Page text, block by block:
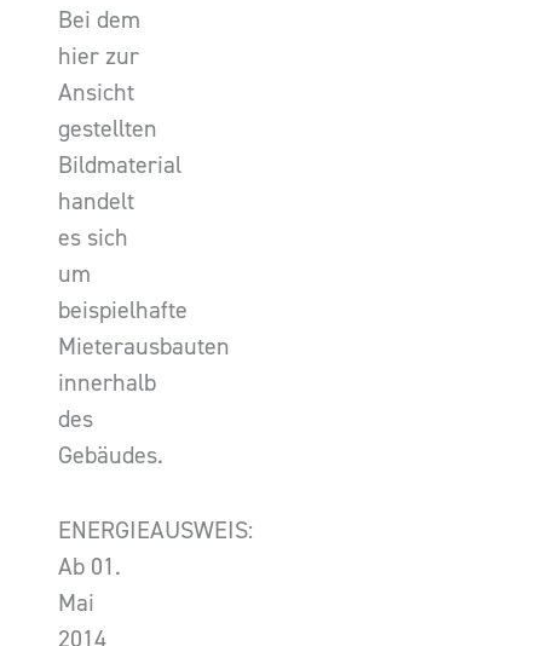
Bei dem
hier zur
Ansicht
gestellten
Bildmaterial
handelt
es sich
um
beispielhafte
Mieterausbauten
innerhalb
des
Gebäudes.
ENERGIEAUSWEIS:
Ab 01.
Mai
2014